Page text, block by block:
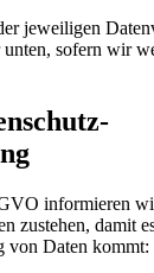
jeweiligen
sofern wir
informieren
zustehen, damit
von Daten kommt: